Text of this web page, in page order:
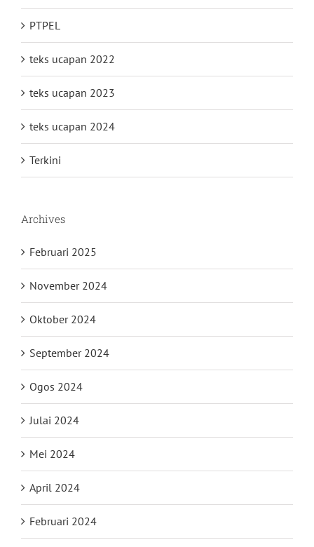
PTPEL
teks ucapan 2022
teks ucapan 2023
teks ucapan 2024
Terkini
Archives
Februari 2025
November 2024
Oktober 2024
September 2024
Ogos 2024
Julai 2024
Mei 2024
April 2024
Februari 2024